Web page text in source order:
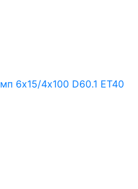
6х15/4х100 D60.1 ET40